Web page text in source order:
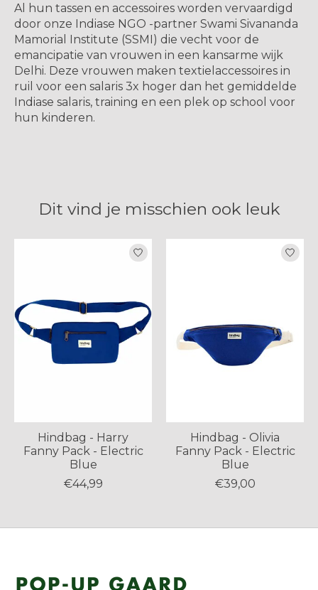
Al hun tassen en accessoires worden vervaardigd
door onze Indiase NGO -partner Swami Sivananda
Mamorial Institute (SSMI) die vecht voor de
emancipatie van vrouwen in een kansarme wijk
Delhi. Deze vrouwen maken textielaccessoires in
ruil voor een salaris 3x hoger dan het gemiddelde
Indiase salaris, training en een plek op school voor
hun kinderen.
Dit vind je misschien ook leuk
Items van productcarrousel
Hindbag - Harry
Fanny Pack - Electric
Blue
€44,99
Hindbag - Olivia
Fanny Pack - Electric
Blue
€39,00